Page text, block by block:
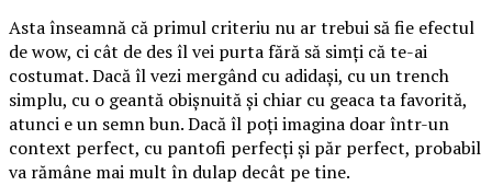
Asta înseamnă că primul criteriu nu ar trebui să fie efectul
de wow, ci cât de des îl vei purta fără să simți că te-ai
costumat. Dacă îl vezi mergând cu adidași, cu un trench
simplu, cu o geantă obișnuită și chiar cu geaca ta favorită,
atunci e un semn bun. Dacă îl poți imagina doar într-un
context perfect, cu pantofi perfecți și păr perfect, probabil
va rămâne mai mult în dulap decât pe tine.